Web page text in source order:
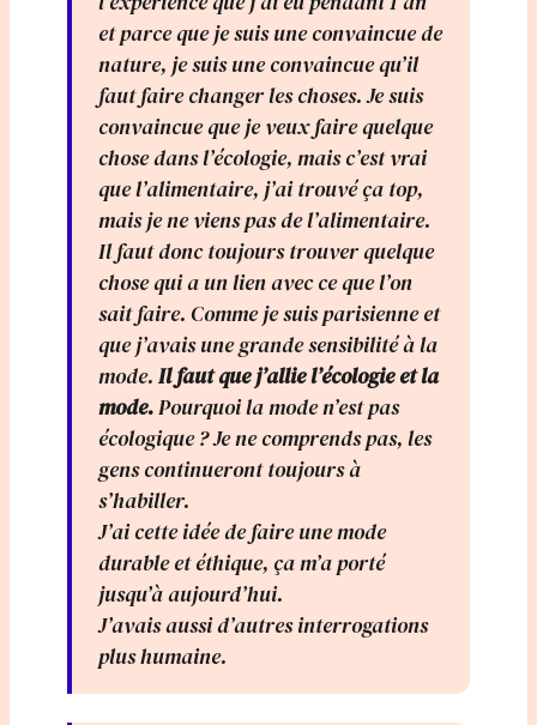
et parce que je suis une convaincue de
nature, je suis une convaincue qu’il
faut faire changer les choses. Je suis
convaincue que je veux faire quelque
chose dans l’écologie, mais c’est vrai
que l’alimentaire, j’ai trouvé ça top,
mais je ne viens pas de l’alimentaire.
Il faut donc toujours trouver quelque
chose qui a un lien avec ce que l’on
sait faire. Comme je suis parisienne et
que j’avais une grande sensibilité à la
mode.Il faut que j’allie l’écologie et la
mode.Pourquoi la mode n’est pas
écologique ? Je ne comprends pas, les
gens continueront toujours à
s’habiller.
J’ai cette idée de faire une mode
durable et éthique, ça m’a porté
jusqu’à aujourd’hui.
J’avais aussi d’autres interrogations
plus humaine.